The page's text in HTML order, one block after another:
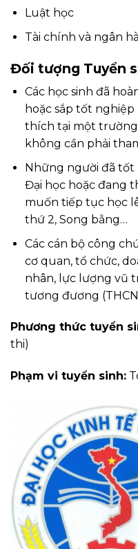
Luật học
Tài chính và ngân
Đối tượng Tuyển
Các học sinh đã
hoặc sắp tốt
thích tại một
không cần phải
Những người đã tốt
Đại học hoặc đang
muốn tiếp tục học
thứ 2, Song bằng…
Các cán bộ công
cơ quan, tổ chức,
nhân, lực lượng vũ
tương đương
Phương thức tuyển
thi)
Phạm vi tuyển sinh: